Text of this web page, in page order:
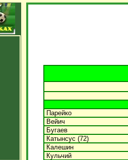
Парейко
Вейич
Бугаев
Катынсус (72)
Калешин
Кульчий